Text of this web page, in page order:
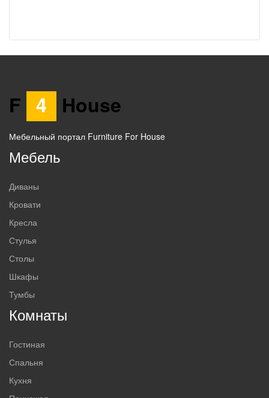
F 4 House
Мебельный портал Furniture For House
Мебель
Диваны
Кровати
Кресла
Стулья
Столы
Шкафы
Тумбы
Комнаты
Гостиная
Спальня
Кухня